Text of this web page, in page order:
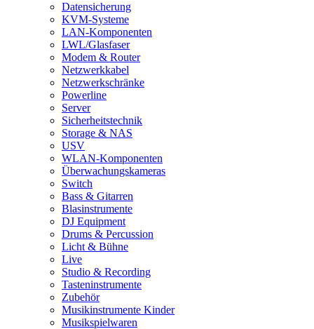
Datensicherung
KVM-Systeme
LAN-Komponenten
LWL/Glasfaser
Modem & Router
Netzwerkkabel
Netzwerkschränke
Powerline
Server
Sicherheitstechnik
Storage & NAS
USV
WLAN-Komponenten
Überwachungskameras
Switch
Bass & Gitarren
Blasinstrumente
DJ Equipment
Drums & Percussion
Licht & Bühne
Live
Studio & Recording
Tasteninstrumente
Zubehör
Musikinstrumente Kinder
Musikspielwaren